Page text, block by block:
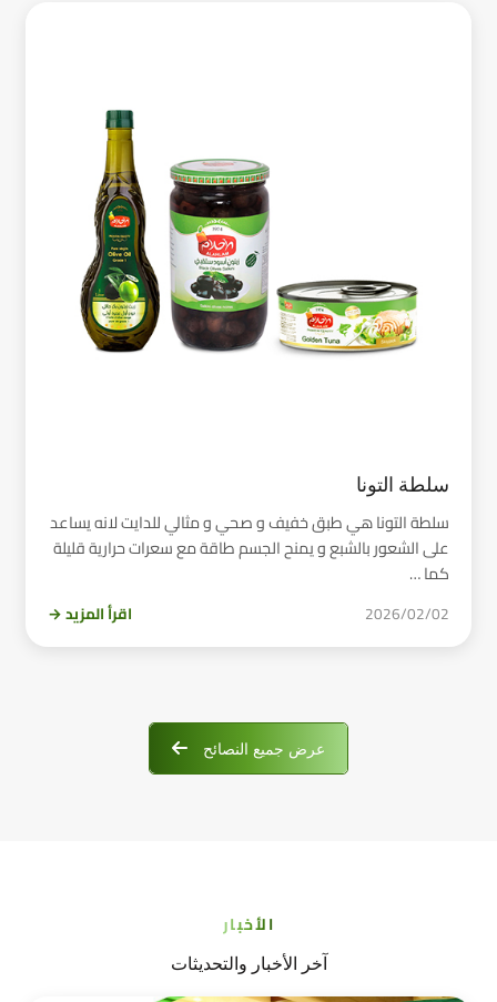
سلطة التونا
سلطة التونا هي طبق خفيف و صحي و مثالي للدايت لانه يساعد
على الشعور بالشبع و يمنح الجسم طاقة مع سعرات حرارية قليلة
كما …
2026/02/02 اقرأ المزيد →
عرض جميع النصائح
الأخبار
آخر الأخبار والتحديثات